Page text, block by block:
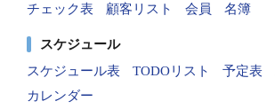
チェック表
顧客リスト 会員 名簿
スケジュール
スケジュール表
TODOリスト 予定表
カレンダー